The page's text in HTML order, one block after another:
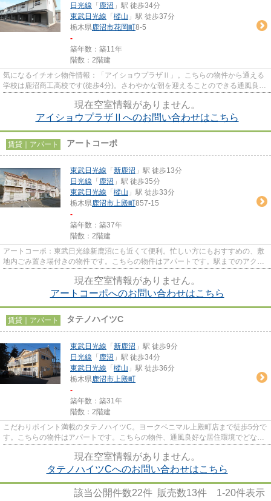
日光線 「 鹿沼 」駅 徒歩34分
東武日光線 「 樅山 」駅 徒歩37分
栃木県鹿沼市花岡町8-5
-
築年数：築11年
階数：2階建
気になるイチオシ物件情報：「アイショウプラザⅡ」。こちらの物件から通える
学校は鹿沼商工高校です(徒歩4分)。さわやかな朝を迎えることのできる通風良好
現在空室情報がありません。
アイショウプラザⅡへのお問い合わせはこちら
賃貸｜アパート アートコーポ
東武日光線 「 新鹿沼 」駅 徒歩13分
日光線 「 鹿沼 」駅 徒歩35分
東武日光線 「 樅山 」駅 徒歩33分
栃木県鹿沼市上殿町857-15
-
築年数：築37年
階数：2階建
アートコーポ：東武日光線新鹿沼にも近くて便利。忙しい方にもおすすめの、敷
地内ごみ置き場付きの物件です。こちらの物件はアパートです。駅までのアクセ
現在空室情報がありません。
アートコーポへのお問い合わせはこちら
賃貸｜アパート タテノハイツC
東武日光線 「 新鹿沼 」駅 徒歩9分
日光線 「 鹿沼 」駅 徒歩34分
東武日光線 「 樅山 」駅 徒歩36分
栃木県鹿沼市上殿町
-
築年数：築31年
階数：2階建
こだわりポイント満載のタテノハイツC。ヨークベニマル上殿町店まで徒歩5分で
す。こちらの物件はアパートです。こちらの物件、通風良好な居住環境でどなた
現在空室情報がありません。
タテノハイツCへのお問い合わせはこちら
該当公開件数22件 販売数13件 1-20件表示